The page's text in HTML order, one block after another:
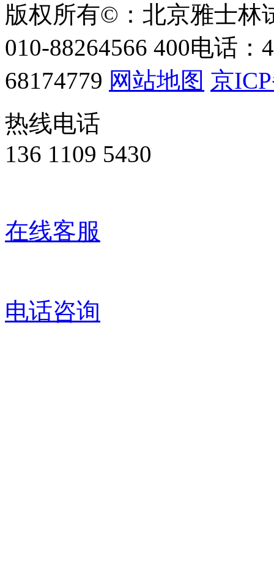
版权所有©：北京雅士林
010-88264566 400电话：
68174779 网站地图 京
热线电话
136 1109 5430
在线客服
电话咨询